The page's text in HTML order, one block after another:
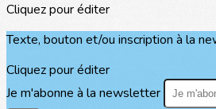
Cliquez pour éditer
Texte, bouton et/ou inscription à la
Cliquez pour éditer
Je m'abonne à la newsletter